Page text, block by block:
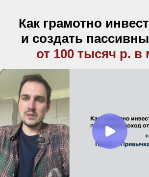
Как грамотно
и создать
от 100 тысяч р. в